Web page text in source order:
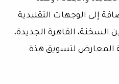
إلى الوجهات التقليدية
السخنة، القاهرة الجديدة،
المعارض لتسويق هذة